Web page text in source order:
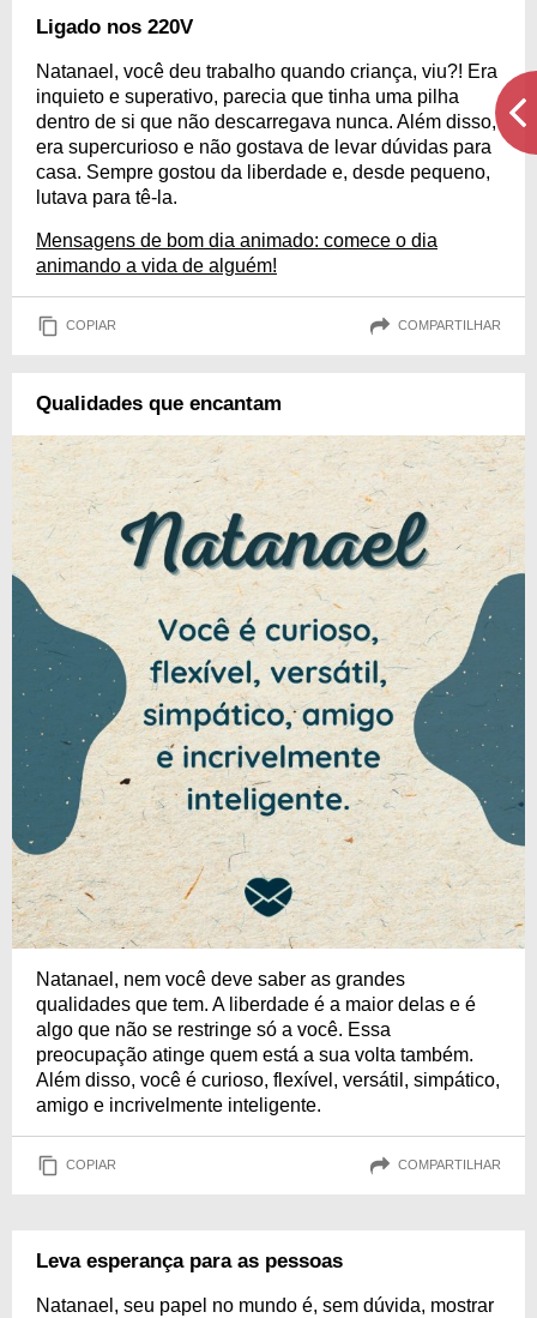
Ligado nos 220V
Natanael, você deu trabalho quando criança, viu?! Era
inquieto e superativo, parecia que tinha uma pilha
dentro de si que não descarregava nunca. Além disso,
era supercurioso e não gostava de levar dúvidas para
casa. Sempre gostou da liberdade e, desde pequeno,
lutava para tê-la.
Mensagens de bom dia animado: comece o dia
animando a vida de alguém!
COPIAR COMPARTILHAR
Qualidades que encantam
Natanael, nem você deve saber as grandes
qualidades que tem. A liberdade é a maior delas e é
algo que não se restringe só a você. Essa
preocupação atinge quem está a sua volta também.
Além disso, você é curioso, flexível, versátil, simpático,
amigo e incrivelmente inteligente.
COPIAR COMPARTILHAR
Leva esperança para as pessoas
Natanael, seu papel no mundo é, sem dúvida, mostrar